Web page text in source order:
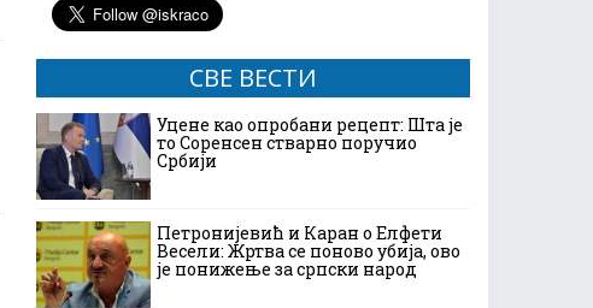
СВЕ ВЕСТИ
Уцене као опробани рецепт: Шта је
то Соренсен стварно поручио
Србији
Петронијевић и Каран о Елфети
Весели: Жртва се поново убија, ово
је понижење за српски народ